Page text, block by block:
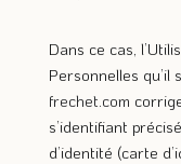
Dans ce cas,
Personnelles qu’il
frechet.com
s’identifiant
d’identité (carte